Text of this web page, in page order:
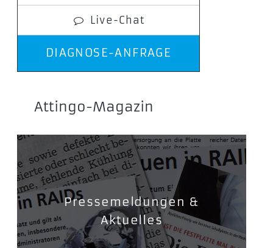
Live-Chat
DIAGNOSE-ANFRAGE
Attingo-Magazin
Pressemeldungen &
Aktuelles